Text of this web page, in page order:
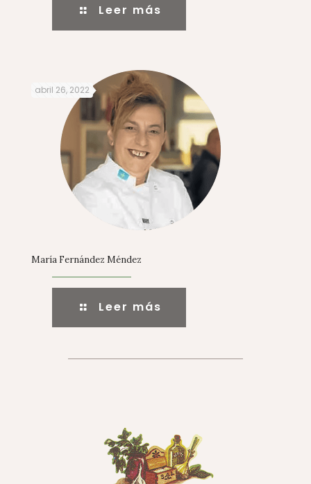
Leer más
abril 26, 2022
María Fernández Méndez
Leer más